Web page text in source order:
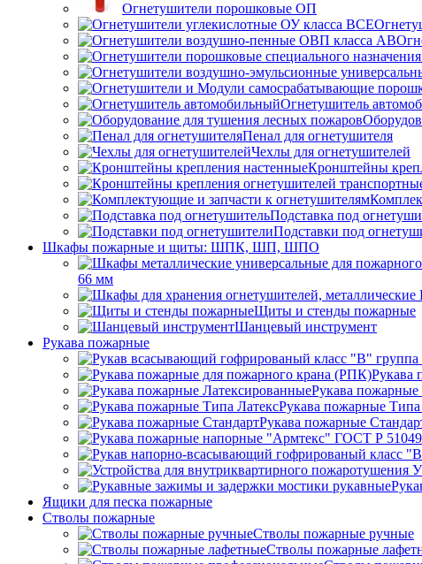
Огнетушители порошковые ОП
Огнетушитель
Пенал для огнетушителя
Чехлы для огнетушителей
Кронштейны
Подставка под
Подставки под
Шкафы пожарные и щиты: ШПК, ШП, ШПО
66 мм
Щиты и стенды пожарные
Шанцевый инструмент
Рукава пожарные
Рукава
Рукава
Рукава пожарные Типа
Рукава пожарные
Ящики для песка пожарные
Стволы пожарные
Стволы пожарные ручные
Стволы пожарные